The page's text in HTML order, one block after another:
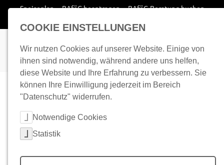
Zum Inhalt springen
Speiseplan BAföG beantragen
BAföG-Beratung buchen
COOKIE EINSTELLUNGEN
Wir nutzen Cookies auf unserer Website. Einige von
ihnen sind notwendig, während andere uns helfen,
diese Website und Ihre Erfahrung zu verbessern. Sie
können Ihre Einwilligung jederzeit im Bereich
"Datenschutz" widerrufen.
Cookie-Kategorien auswählen
Notwendige Cookies
Statistik